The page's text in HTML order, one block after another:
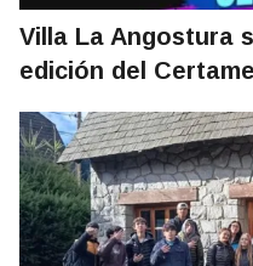
Villa La Angostura
edición del